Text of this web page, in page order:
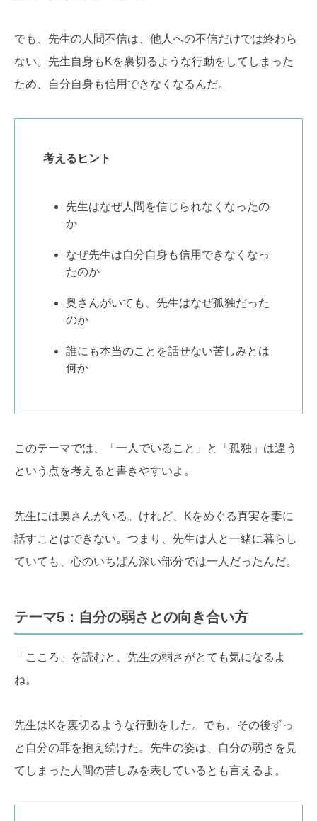
でも、先生の人間不信は、他人への不信だけでは終わら
ない。先生自身もKを裏切るような行動をしてしまった
ため、自分自身も信用できなくなるんだ。
考えるヒント
先生はなぜ人間を信じられなくなったの
か
なぜ先生は自分自身も信用できなくなっ
たのか
奥さんがいても、先生はなぜ孤独だった
のか
誰にも本当のことを話せない苦しみとは
何か
このテーマでは、「一人でいること」と「孤独」は違う
という点を考えると書きやすいよ。
先生には奥さんがいる。けれど、Kをめぐる真実を妻に
話すことはできない。つまり、先生は人と一緒に暮らし
ていても、心のいちばん深い部分では一人だったんだ。
テーマ5：自分の弱さとの向き合い方
「こころ」を読むと、先生の弱さがとても気になるよ
ね。
先生はKを裏切るような行動をした。でも、その後ずっ
と自分の罪を抱え続けた。先生の姿は、自分の弱さを見
てしまった人間の苦しみを表しているとも言えるよ。